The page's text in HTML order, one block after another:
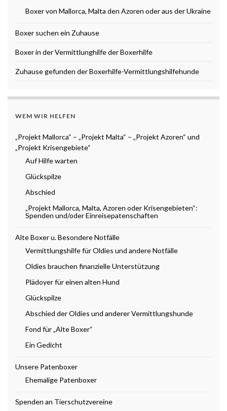
Boxer von Mallorca, Malta den Azoren oder aus der Ukraine
Boxer suchen ein Zuhause
Boxer in der Vermittlunghilfe der Boxerhilfe
Zuhause gefunden der Boxerhilfe-Vermittlungshilfehunde
WEM WIR HELFEN
„Projekt Mallorca“ – „Projekt Malta“ – „Projekt Azoren“ und
„Projekt Krisengebiete“
Auf Hilfe warten
Glückspilze
Abschied
„Projekt Mallorca, Malta, Azoren oder Krisengebieten“:
Spenden und/oder Einreisepatenschaften
Alte Boxer u. Besondere Notfälle
Vermittlungshilfe für Oldies und andere Notfälle
Oldies brauchen finanzielle Unterstützung
Plädoyer für einen alten Hund
Glückspilze
Abschied der Oldies und anderer Vermittlungshunde
Fond für „Alte Boxer“
Ein Gedicht
Unsere Patenboxer
Ehemalige Patenboxer
Spenden an Tierschutzvereine